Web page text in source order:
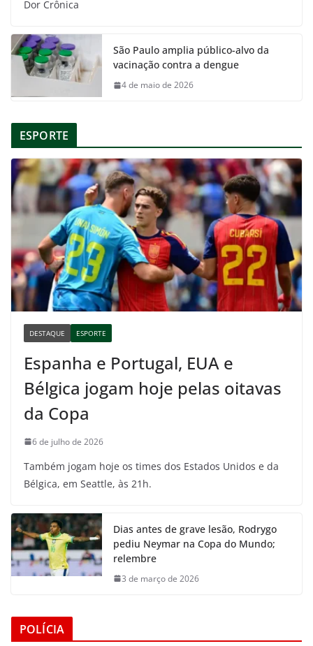
Dor Crônica
São Paulo amplia público-alvo da
vacinação contra a dengue
4 de maio de 2026
ESPORTE
DESTAQUE ESPORTE
Espanha e Portugal, EUA e
Bélgica jogam hoje pelas oitavas
da Copa
6 de julho de 2026
Também jogam hoje os times dos Estados Unidos e da
Bélgica, em Seattle, às 21h.
Dias antes de grave lesão, Rodrygo
pediu Neymar na Copa do Mundo;
relembre
3 de março de 2026
POLÍCIA